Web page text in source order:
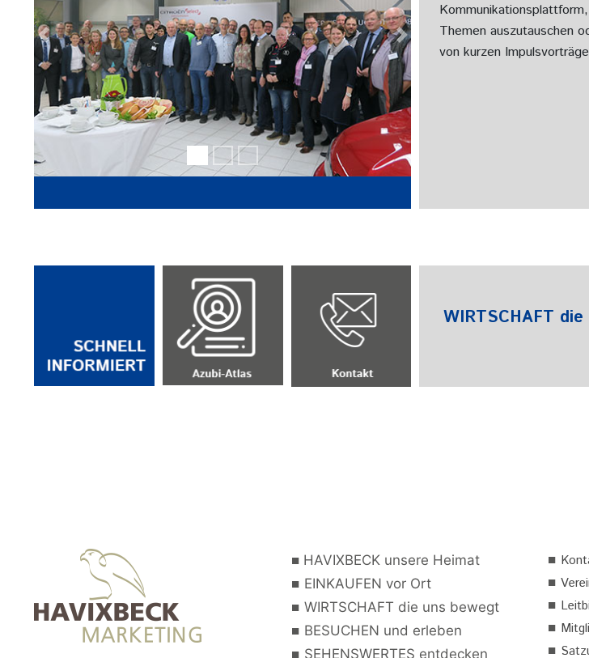
Previous Next
Themen auszutauschen
von kurzen
WIRTSCHAFT
■ HAVIXBECK unsere Heimat
■ EINKAUFEN vor Ort
■ WIRTSCHAFT die uns bewegt
■ BESUCHEN und erleben
SEHENSWERTES entdecken
■
■
■
■
■